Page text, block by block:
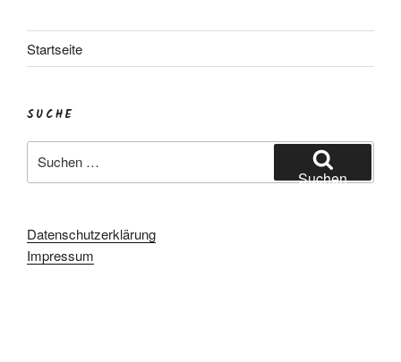
Startseite
SUCHE
nach:
Suchen
Datenschutzerklärung
Impressum